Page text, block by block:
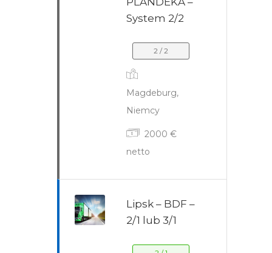
System 2/2
2 / 2
Magdeburg,
Niemcy
2000 €
netto
Lipsk – BDF –
2/1 lub 3/1